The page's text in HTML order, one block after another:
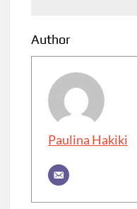
Author
Paulina Hakiki